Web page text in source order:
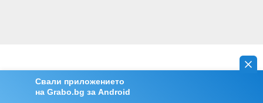
Свали приложението
на Grabo.bg за Android